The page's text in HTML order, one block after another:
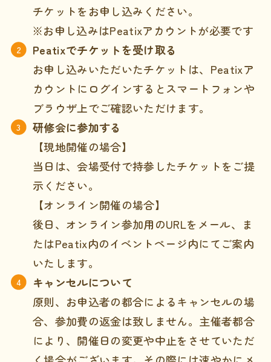
チケットをお申し込みください。
※お申し込みはPeatixアカウントが必要です
Peatixでチケットを受け取る
お申し込みいただいたチケットは、Peatixア
カウントにログインするとスマートフォンや
ブラウザ上でご確認いただけます。
研修会に参加する
【現地開催の場合】
当日は、会場受付で持参したチケットをご提
示ください。
【オンライン開催の場合】
後日、オンライン参加用のURLをメール、ま
たはPeatix内のイベントページ内にてご案内
いたします。
キャンセルについて
原則、お申込者の都合によるキャンセルの場
合、参加費の返金は致しません。主催者都合
により、開催日の変更や中止をさせていただ